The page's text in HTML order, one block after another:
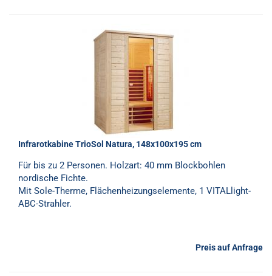
Infrarotkabine TrioSol Natura, 148x100x195 cm
Für bis zu 2 Personen. Holzart: 40 mm Blockbohlen
nordische Fichte.
Mit Sole-Therme, Flächenheizungselemente, 1 VITALlight-
ABC-Strahler.
Preis auf Anfrage